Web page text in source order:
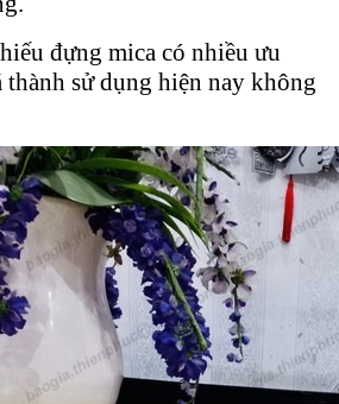
đựng mica có nhiều ưu
sử dụng hiện nay không